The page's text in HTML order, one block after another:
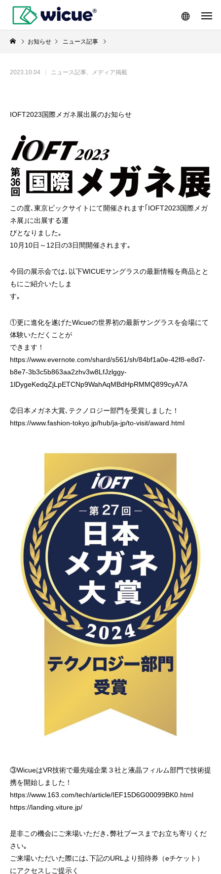
お知らせ ニュース記事
2023.10.04 ニュース記事 メディア掲載
IOFT2023国際メガネ展出展のお知らせ
この度､東京ビックサイトにて開催されます｢IOFT2023国際メガ
ネ展｣に出展する運
びとなりました｡
10月10日～12日の3日間開催されます｡
今回の展示会では､以下WICUEサングラスの最新情報を商品とと
もにご紹介いたしま
す｡
①更に進化を遂げたWicueの世界初の最新サングラスを会場にて
体験いただくことが
できます！
https://www.evernote.com/shard/s561/sh/84bf1a0e-42f8-e8d7-
b8e7-3b3c5b863aa2zhv3w8LfJzlggy-
1lDygeKedqZjLpETCNp9WahAqMBdHpRMMQ899cyA7A
②日本メガネ大賞､テクノロジー部門を受賞しました！
https://www.fashion-tokyo.jp/hub/ja-jp/to-visit/award.html
③WicueはVR技術で最先端企業３社と液晶フィルム部門で技術提
携を開始しました！
https://www.163.com/tech/article/IEF15D6G00099BK0.html
https://landing.viture.jp/
是非この機会にご来場いただき､弊社ブースまでお立ち寄りくだ
さい｡
ご来場いただいた際には､下記のURLより招待券（eチケット）
にアクセスしご提示く